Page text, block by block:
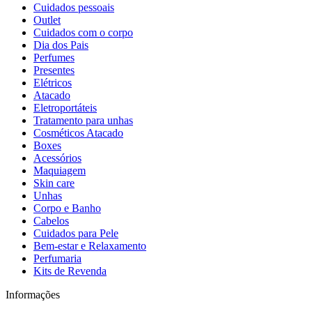
Cuidados pessoais
Outlet
Cuidados com o corpo
Dia dos Pais
Perfumes
Presentes
Elétricos
Atacado
Eletroportáteis
Tratamento para unhas
Cosméticos Atacado
Boxes
Acessórios
Maquiagem
Skin care
Unhas
Corpo e Banho
Cabelos
Cuidados para Pele
Bem-estar e Relaxamento
Perfumaria
Kits de Revenda
Informações